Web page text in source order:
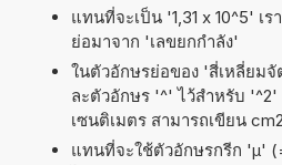
แทนที่จะเป็น '1,31 x 10^5' เ
ย่อมาจาก 'เลขยกกำลัง'
ในตัวอักษรย่อของ 'สี่เหลี่ยม
ละตัวอักษร '^' ไว้สำหรับ
เซนติเมตร สามารถเขียน
แทนที่จะใช้ตัวอักษรกรีก 'µ'